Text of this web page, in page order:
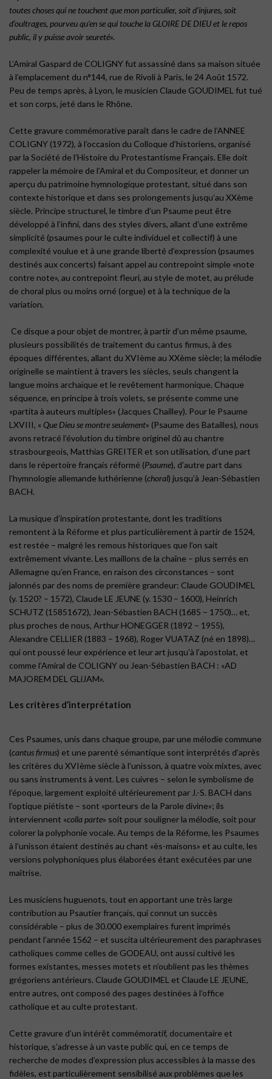
toutes choses qui ne touchent que mon particulier, soit d’injures, soit
d’oultrages, pourveu qu’en se qui touche la GLOIRE DE DIEU et le repos
public, il y puisse avoir seureté».
L’Amiral Gaspard de COLIGNY fut assassiné dans sa maison située
à l’emplacement du n°144, rue de Rivoli à Paris, le 24 Août 1572.
Peu de temps après, à Lyon, le musicien Claude GOUDIMEL fut tué
et son corps, jeté dans le Rhône.
Cette gravure commémorative paraît dans le cadre de l’ANNEE
COLIGNY (1972), à l’occasion du Colloque d’historiens, organisé
par la Société de l’Histoire du Protestantisme Français. Elle doit
rappeler la mémoire de l’Amiral et du Compositeur, et donner un
aperçu du patrimoine hymnologique protestant, situé dans son
contexte historique et dans ses prolongements jusqu’au XXème
siècle. Principe structurel, le timbre d’un Psaume peut être
développé à l’infini, dans des styles divers, allant d’une extrême
simplicité (psaumes pour le culte individuel et collectif) à une
complexité voulue et à une grande liberté d’expression (psaumes
destinés aux concerts) faisant appel au contrepoint simple «note
contre note», au contrepoint fleuri, au style de motet, au prélude
de choral plus ou moins orné (orgue) et à la technique de la
variation.
Ce disque a pour objet de montrer, à partir d’un même psaume,
plusieurs possibilités de traitement du cantus firmus, à des
époques différentes, allant du XVIème au XXème siècle; la mélodie
originelle se maintient à travers les siècles, seuls changent la
langue moins archaïque et le revêtement harmonique. Chaque
séquence, en principe à trois volets, se présente comme une
«partita à auteurs multiples» (Jacques Chailley). Pour le Psaume
LXVIII, « Que Dieu se montre seulement» (Psaume des Batailles), nous
avons retracé l’évolution du timbre originel dû au chantre
strasbourgeois, Matthias GREITER et son utilisation, d’une part
dans le répertoire français réformé (Psaume), d’autre part dans
l’hymnologie allemande luthérienne (choral) jusqu’à Jean-Sébastien
BACH.
La musique d’inspiration protestante, dont les traditions
remontent à la Réforme et plus particulièrement à partir de 1524,
est restée – malgré les remous historiques que l’on sait
extrêmement vivante. Les maillons de la chaîne – plus serrés en
Allemagne qu’en France, en raison des circonstances – sont
jalonnés par des noms de première grandeur: Claude GOUDIMEL
(y. 1520? – 1572), Claude LE JEUNE (y. 1530 – 1600), Heinrich
SCHUTZ (15851672), Jean-Sébastien BACH (1685 – 1750)… et,
plus proches de nous, Arthur HONEGGER (1892 – 1955),
Alexandre CELLIER (1883 – 1968), Roger VUATAZ (né en 1898)…
qui ont poussé leur expérience et leur art jusqu’à l’apostolat, et
comme l’Amiral de COLIGNY ou Jean-Sébastien BACH : «AD
MAJOREM DEL GLiJAM».
Les critères d’interprétation
Ces Psaumes, unis dans chaque groupe, par une mélodie commune
(cantus firmus) et une parenté sémantique sont interprétés d’après
les critères du XVIème siècle à l’unisson, à quatre voix mixtes, avec
ou sans instruments à vent. Les cuivres – selon le symbolisme de
l’époque, largement exploité ultérieurement par J.-S. BACH dans
l’optique piétiste – sont «porteurs de la Parole divine»; ils
interviennent «colla parte» soit pour souligner la mélodie, soit pour
colorer la polyphonie vocale. Au temps de la Réforme, les Psaumes
à l’unisson étaient destinés au chant «ès-maisons» et au culte, les
versions polyphoniques plus élaborées étant exécutées par une
maîtrise.
Les musiciens huguenots, tout en apportant une très large
contribution au Psautier français, qui connut un succès
considérable – plus de 30.000 exemplaires furent imprimés
pendant l’année 1562 – et suscita ultérieurement des paraphrases
catholiques comme celles de GODEAU, ont aussi cultivé les
formes existantes, messes motets et n’oublient pas les thèmes
grégoriens antérieurs. Claude GOUDIMEL et Claude LE JEUNE,
entre autres, ont composé des pages destinées à l’office
catholique et au culte protestant.
Cette gravure d’un intérêt commémoratif, documentaire et
historique, s’adresse à un vaste public qui, en ce temps de
recherche de modes d’expression plus accessibles à la masse des
fidèles, est particulièrement sensibilisé aux problèmes que les